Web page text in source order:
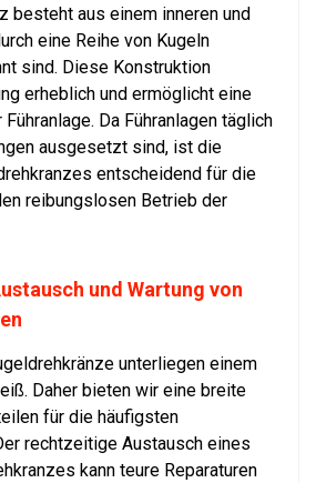
besteht aus einem inneren und
eine Reihe von Kugeln
sind. Diese Konstruktion
erheblich und ermöglicht eine
Da Führanlagen täglich
ausgesetzt sind, ist die
entscheidend für die
reibungslosen Betrieb der
und Wartung von
unterliegen einem
Daher bieten wir eine breite
für die häufigsten
rechtzeitige Austausch eines
kann teure Reparaturen